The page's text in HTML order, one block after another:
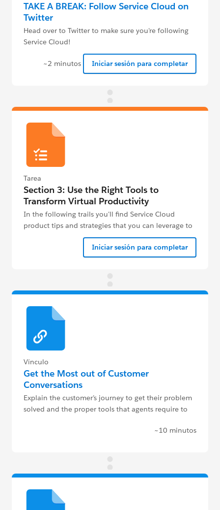
TAKE A BREAK: Follow Service Cloud on
Twitter
Head over to Twitter to make sure you're following
Service Cloud!
~2 minutos Iniciar sesión para completar
Tarea
Section 3: Use the Right Tools to
Transform Virtual Productivity
In the following trails you'll find Service Cloud
product tips and strategies that you can leverage to
be more agile and productive.
Iniciar sesión para completar
Vínculo
Get the Most out of Customer
Conversations
Explain the customer’s journey to get their problem
solved and the proper tools that agents require to
~10 minutos